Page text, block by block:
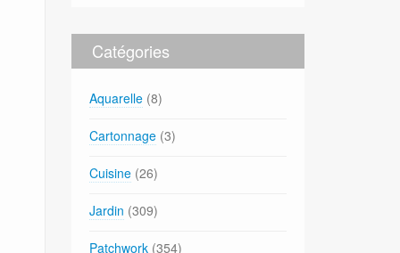
Catégories
Aquarelle (8)
Cartonnage (3)
Cuisine (26)
Jardin (309)
Patchwork (354)